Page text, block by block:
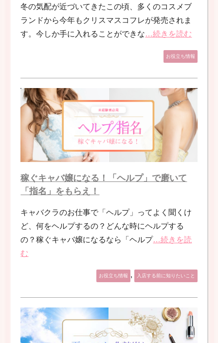
冬の気配が近づいてきたこの頃、多くのコスメブ
ランドから今年もクリスマスコフレが発売されま
す。今しか手に入れることができな…続きを読む
お役立ち情報
稼ぐキャバ嬢になる！「ヘルプ」で磨いて
「指名」をもらえ！
キャバクラのお仕事で「ヘルプ」ってよく聞くけ
ど、何をヘルプするの？どんな時にヘルプする
の？稼ぐキャバ嬢になるなら「ヘルプ…続きを読
む
お役立ち情報 , 入店する前に知りたいこと